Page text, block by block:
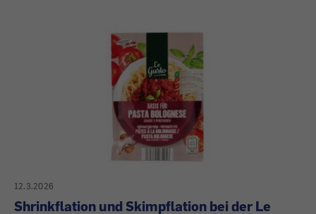
12.3.2026
Shrinkflation und Skimpflation bei der Le